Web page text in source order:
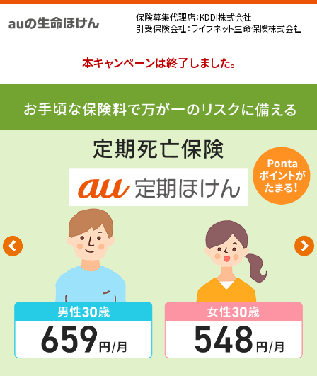
保険募集代理店：KDDI株式会社
引受保険会社：ライフネット生命保険株式会社
本キャンペーンは終了しました。